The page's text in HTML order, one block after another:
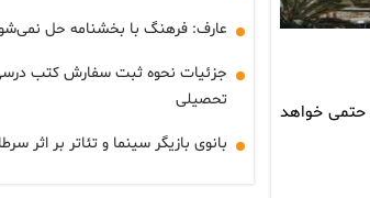
حتمی خواهد
عارف: فرهنگ با بخشنامه حل
جزئیات نحوه ثبت سفارش کتب
تحصیلی
بانوی بازیگر سینما و تئاتر بر اثر